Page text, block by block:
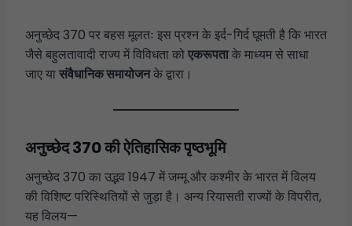
अनुच्छेद 370 पर बहस मूलतः इस प्रश्न के इर्द-गिर्द घूमती है कि भारत
जैसे बहुलतावादी राज्य में विविधता कोएकरूपताके माध्यम से साधा
जाए यासंवैधानिक समायोजनके द्वारा।
अनुच्छेद 370 की ऐतिहासिक पृष्ठभूमि
अनुच्छेद 370 का उद्भव 1947 में जम्मू और कश्मीर के भारत में विलय
की विशिष्ट परिस्थितियों से जुड़ा है। अन्य रियासती राज्यों के विपरीत,
यह विलय—